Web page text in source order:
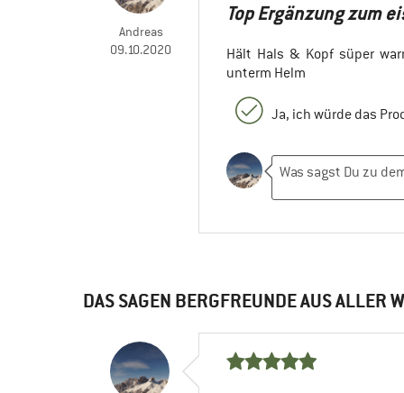
Andreas
09.10.2020
Top Ergänzung zum
Hält Hals & Kopf süper
unterm Helm
Ja, ich würde das
DAS SAGEN BERGFREUNDE AUS ALLER